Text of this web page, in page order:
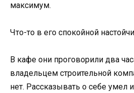
максимум.
Что-то в его спокойной
В кафе они проговорили два
владельцем строительной
нет. Рассказывать о себе умел